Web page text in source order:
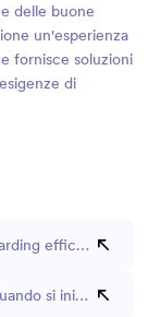
delle buone
un'esperienza
fornisce soluzioni
di
efficace per i
si inizia con un